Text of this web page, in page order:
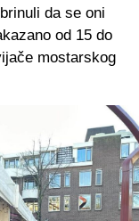
da se oni
od 15 do
mostarskog